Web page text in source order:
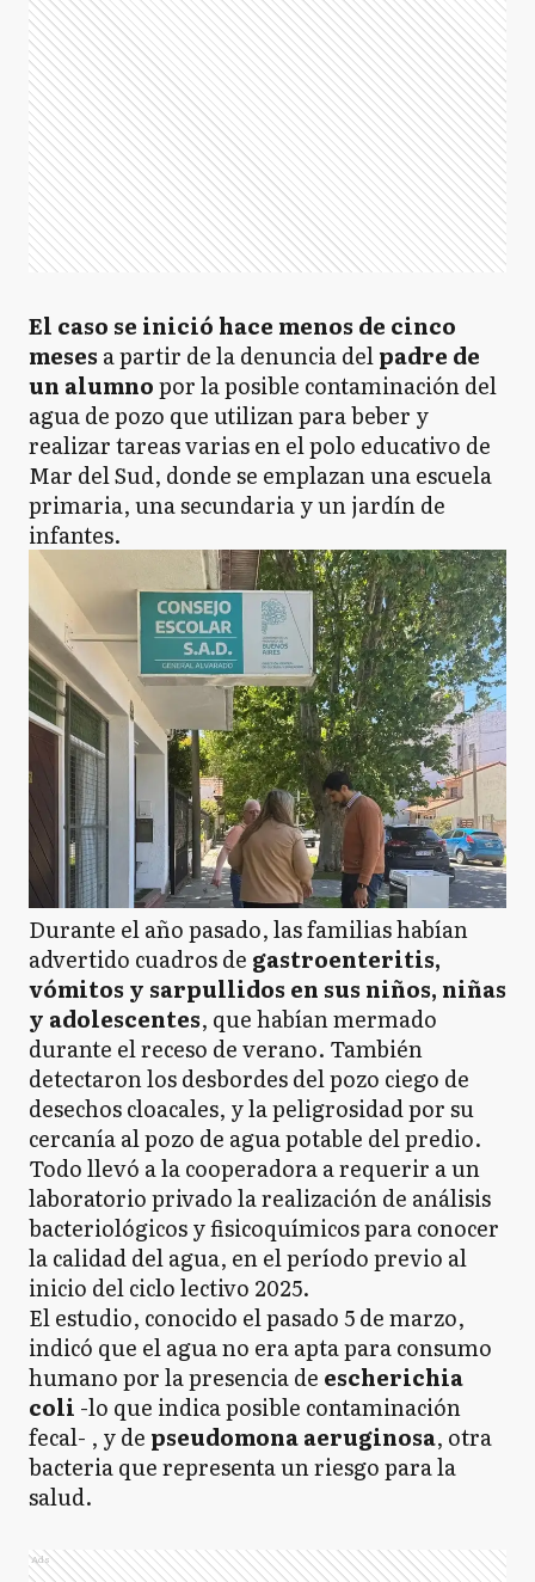
El caso se inició hace menos de cinco
meses a partir de la denuncia delpadre de
un alumnopor la posible contaminación del
agua de pozo que utilizan para beber y
realizar tareas varias en el polo educativo de
Mar del Sud, donde se emplazan una escuela
primaria, una secundaria y un jardín de
infantes.
Durante el año pasado, las familias habían
advertido cuadros de gastroenteritis,
vómitos y sarpullidos en sus niños, niñas
y adolescentes, que habían mermado
durante el receso de verano. También
detectaron los desbordes del pozo ciego de
desechos cloacales, y la peligrosidad por su
cercanía al pozo de agua potable del predio.
Todo llevó a la cooperadora a requerir a un
laboratorio privado la realización de análisis
bacteriológicos y fisicoquímicos para conocer
la calidad del agua, en el período previo al
inicio del ciclo lectivo 2025.
El estudio, conocido el pasado 5 de marzo,
indicó que el agua no era apta para consumo
humano por la presencia de escherichia
coli -lo que indica posible contaminación
fecal- , y de pseudomona aeruginosa, otra
bacteria que representa un riesgo para la
salud.
Ads